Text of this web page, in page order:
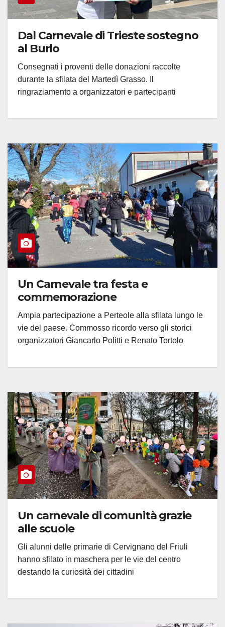
Dal Carnevale di Trieste sostegno
al Burlo
Consegnati i proventi delle donazioni raccolte
durante la sfilata del Martedì Grasso. Il
ringraziamento a organizzatori e partecipanti
Un Carnevale tra festa e
commemorazione
Ampia partecipazione a Perteole alla sfilata lungo le
vie del paese. Commosso ricordo verso gli storici
organizzatori Giancarlo Politti e Renato Tortolo
Un carnevale di comunità grazie
alle scuole
Gli alunni delle primarie di Cervignano del Friuli
hanno sfilato in maschera per le vie del centro
destando la curiosità dei cittadini